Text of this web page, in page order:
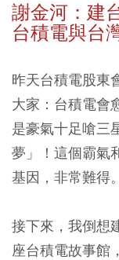
謝金河：建
台積電與台
昨天台積電股東
大家：台積電會
是豪氣十足嗆三
夢」！這個霸氣
基因，非常難得。
接下來，我倒想
座台積電故事館